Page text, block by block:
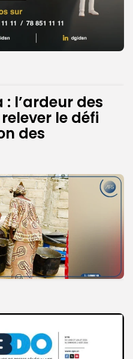
l’ardeur des
le défi
des